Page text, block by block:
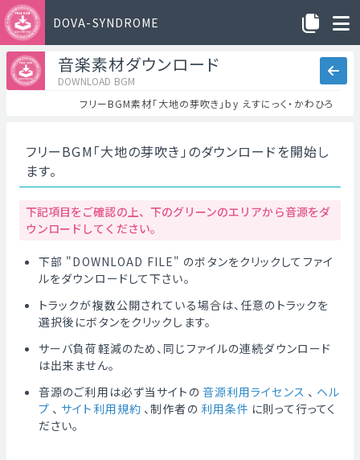
DOVA-SYNDROME
音楽素材ダウンロード
DOWNLOAD BGM
フリーBGM素材「大地の芽吹き」by えすにっく・かわひろ
フリーBGM「大地の芽吹き」のダウンロードを開始し
ます。
下記項目をご確認の上、下のグリーンのエリアから音源をダ
ウンロードしてください。
下部 "DOWNLOAD FILE" のボタンをクリックしてファイ
ルをダウンロードして下さい。
トラックが複数公開されている場合は、任意のトラックを
選択後にボタンをクリックします。
サーバ負荷軽減のため、同じファイルの連続ダウンロード
は出来ません。
音源のご利用は必ず当サイトの 音源利用ライセンス 、 ヘル
プ 、 サイト利用規約 、制作者の 利用条件 に則って行ってく
ださい。